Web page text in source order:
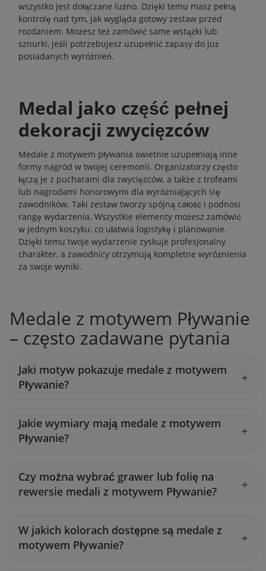
wszystko jest dołączane luźno. Dzięki temu masz pełną
kontrolę nad tym, jak wygląda gotowy zestaw przed
rozdaniem. Możesz też zamówić same wstążki lub
sznurki, jeśli potrzebujesz uzupełnić zapasy do już
posiadanych wyróżnień.
Medal jako część pełnej
dekoracji zwycięzców
Medale z motywem pływania świetnie uzupełniają inne
formy nagród w twojej ceremonii. Organizatorzy często
łączą je z pucharami dla zwycięzców, a także z trofeami
lub nagrodami honorowymi dla wyróżniających się
zawodników. Taki zestaw tworzy spójną całość i podnosi
rangę wydarzenia. Wszystkie elementy możesz zamówić
w jednym koszyku, co ułatwia logistykę i planowanie.
Dzięki temu twoje wydarzenie zyskuje profesjonalny
charakter, a zawodnicy otrzymują kompletne wyróżnienia
za swoje wyniki.
Medale z motywem Pływanie
– często zadawane pytania
Jaki motyw pokazuje medale z motywem
Pływanie?
Jakie wymiary mają medale z motywem
Pływanie?
Czy można wybrać grawer lub folię na
rewersie medali z motywem Pływanie?
W jakich kolorach dostępne są medale z
motywem Pływanie?